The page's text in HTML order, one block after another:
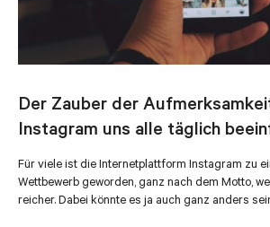
Der Zauber der
Instagram uns alle täglich
Für viele ist die Internetplattform Instagram zu
Wettbewerb geworden, ganz nach dem Motto,
reicher. Dabei könnte es ja auch ganz anders